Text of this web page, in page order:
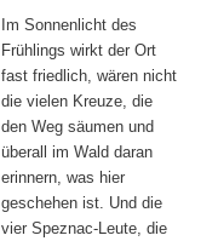
Im Sonnenlicht des
Frühlings wirkt der Ort
fast friedlich, wären nicht
die vielen Kreuze, die
den Weg säumen und
überall im Wald daran
erinnern, was hier
geschehen ist. Und die
vier Speznac-Leute, die